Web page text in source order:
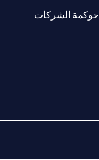
حوكمة الشركات
(opens in a new tab)